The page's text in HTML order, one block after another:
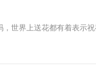
世界上送花都有着表示